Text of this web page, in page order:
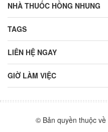
NHÀ THUỐC HỒNG NHUNG
TAGS
LIÊN HỆ NGAY
GIỜ LÀM VIỆC
© Bản quyền thuộc về